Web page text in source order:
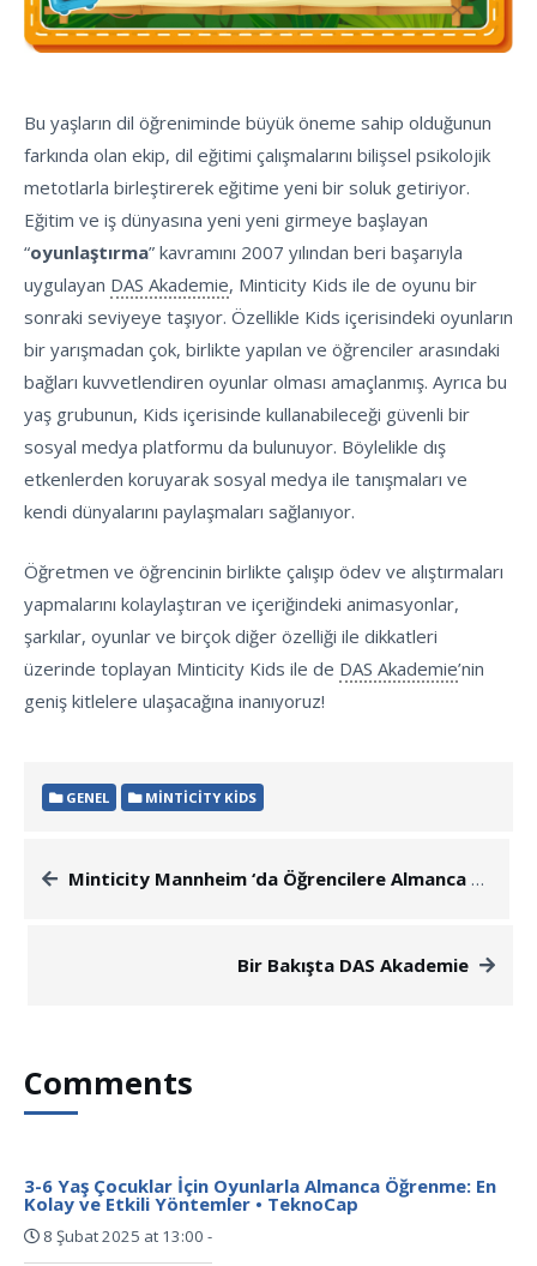
Bu yaşların dil öğreniminde büyük öneme sahip olduğunun
farkında olan ekip, dil eğitimi çalışmalarını bilişsel psikolojik
metotlarla birleştirerek eğitime yeni bir soluk getiriyor.
Eğitim ve iş dünyasına yeni yeni girmeye başlayan
“oyunlaştırma” kavramını 2007 yılından beri başarıyla
uygulayan DAS Akademie, Minticity Kids ile de oyunu bir
sonraki seviyeye taşıyor. Özellikle Kids içerisindeki oyunların
bir yarışmadan çok, birlikte yapılan ve öğrenciler arasındaki
bağları kuvvetlendiren oyunlar olması amaçlanmış. Ayrıca bu
yaş grubunun, Kids içerisinde kullanabileceği güvenli bir
sosyal medya platformu da bulunuyor. Böylelikle dış
etkenlerden koruyarak sosyal medya ile tanışmaları ve
kendi dünyalarını paylaşmaları sağlanıyor.
Öğretmen ve öğrencinin birlikte çalışıp ödev ve alıştırmaları
yapmalarını kolaylaştıran ve içeriğindeki animasyonlar,
şarkılar, oyunlar ve birçok diğer özelliği ile dikkatleri
üzerinde toplayan Minticity Kids ile de DAS Akademie’nin
geniş kitlelere ulaşacağına inanıyoruz!
GENEL MINTICITY KIDS
Minticity Mannheim ‘da Öğrencilere Almanca Öğretecek!
Bir Bakışta DAS Akademie
Comments
3-6 Yaş Çocuklar İçin Oyunlarla Almanca Öğrenme: En
Kolay ve Etkili Yöntemler • TeknoCap
8 Şubat 2025 at 13:00 -